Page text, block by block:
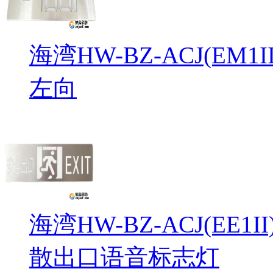
海湾HW-BZ-
左向
海湾HW-BZ-
散出口语音标志灯